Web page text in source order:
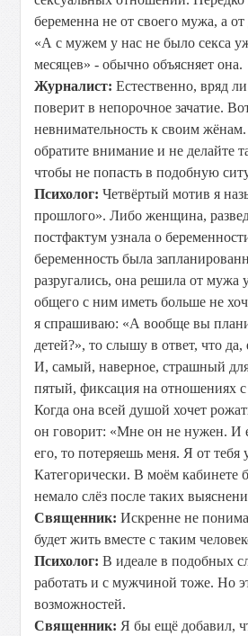
беременна не от своего мужа, а
«А с мужем у нас не было секса
месяцев» - обычно объясняет она.
Журналист: Естественно, вряд
поверит в непорочное зачатие.
невнимательность к своим
обратите внимание и не делайте
чтобы не попасть в подобную
Психолог: Четвёртый мотив я
прошлого». Либо женщина,
постфактум узнала о
беременность была
разругались, она решила от мужа
общего с ним иметь больше не
я спрашиваю: «А вообще вы
детей?», то слышу в ответ, что
И, самый, наверное, страшный
пятый, фиксация на отношениях
Когда она всей душой хочет
он говорит: «Мне он не нужен. И
его, то потеряешь меня. Я от тебя
Категорически. В моём кабинете
немало слёз после таких
Священник: Искренне не
будет жить вместе с таким
Психолог: В идеале в подобных
работать и с мужчиной тоже. Но
возможностей.
Священник: Я бы ещё добавил,